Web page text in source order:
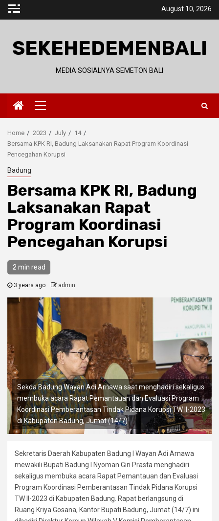
Skip
August 10, 2026
SEKEHEDEMENBALI
MEDIA SOSIALNYA SEMETON BALI
Primary
Menu
Home 2023 July
14
Bersama KPK RI, Badung Laksanakan Rapat Program Koordinasi
Pencegahan Korupsi
Badung
Bersama KPK RI, Badung
Laksanakan Rapat
Program Koordinasi
Pencegahan Korupsi
2 min read
3 years ago admin
Sekda Badung Wayan Adi Arnawa saat menghadiri sekaligus
membuka acara Rapat Pemantauan dan Evaluasi Program
Koordinasi Pemberantasan Tindak Pidana Korupsi TW II-2023
di Kabupaten Badung, Jumat (14/7)
Sekretaris Daerah Kabupaten Badung I Wayan Adi Arnawa
mewakili Bupati Badung I Nyoman Giri Prasta menghadiri
sekaligus membuka acara Rapat Pemantauan dan Evaluasi
Program Koordinasi Pemberantasan Tindak Pidana Korupsi
TW II-2023 di Kabupaten Badung. Rapat berlangsung di
Ruang Kriya Gosana, Kantor Bupati Badung, Jumat (14/7) ini